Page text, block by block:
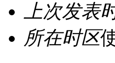
上次发表
所在时区